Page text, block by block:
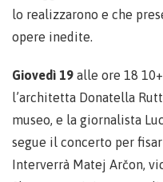
lo realizzarono e che
opere inedite.
Giovedì 19 alle ore 18
l’architetta Donatella
museo, e la giornalista
segue il concerto per
Interverrà Matej Arčon,